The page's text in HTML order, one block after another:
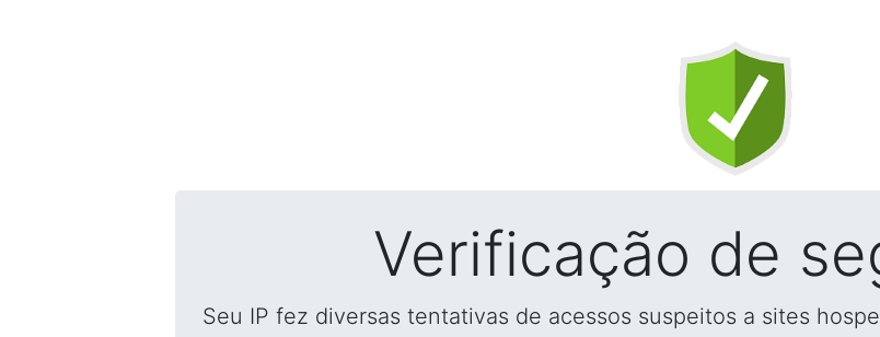
Verificação de
Seu IP fez diversas tentativas de acessos suspeitos a sites